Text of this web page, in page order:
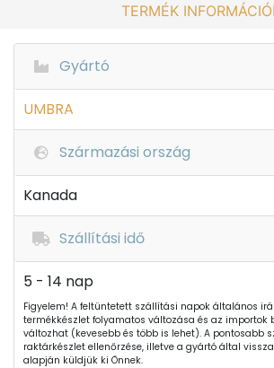
TERMÉK
Gyártó
UMBRA
Származási ország
Kanada
Szállítási idő
5 - 14 nap
Figyelem! A feltüntetett szállítási napok általános
termékkészlet folyamatos változása és az importok
változhat (kevesebb és több is lehet). A pontosabb
raktárkészlet ellenőrzése, illetve a gyártó által
alapján küldjük ki Önnek.